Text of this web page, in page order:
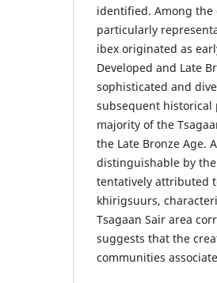
identified. Among
particularly
ibex originated as
Developed and Late
sophisticated and
subsequent historical
majority of the
the Late Bronze Age.
distinguishable by
tentatively attributed
khirigsuurs,
Tsagaan Sair area
suggests that the
communities